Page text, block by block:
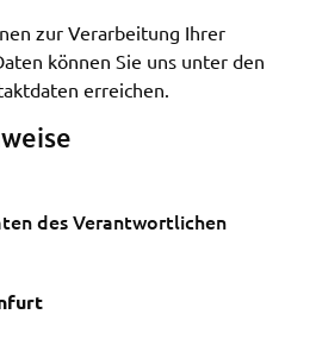
zur Verar­bei­tung Ihrer
können Sie uns unter den
errei­chen.
des Verant­wort­li­chen